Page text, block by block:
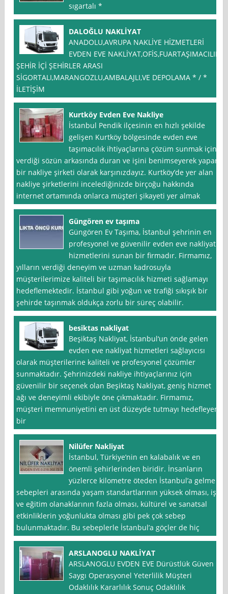
sıgartalı *
DALOĞLU NAKLİYAT
ANADOLU,AVRUPA NAKLİYE HİZMETLERİ
EVDEN EVE NAKLİYAT,OFİS,FUARTAŞIMACILIK
ŞEHİR İÇİ ŞEHİRLER ARASI
SİGORTALI,MARANGOZLU,AMBALAJLI,VE DEPOLAMA * / *
İLETİŞİM
Kurtköy Evden Eve Nakliye
İstanbul Pendik ilçesinin en hızlı şekilde
gelişen Kurtköy bölgesinde evden eve
taşımacılık ihtiyaçlarına çözüm sunmak için
verdiği sözün arkasında duran ve işini benimseyerek yapan
bir nakliye şirketi olarak karşınızdayız. Kurtköy’de yer alan
nakliye şirketlerini incelediğinizde birçoğu hakkında
internet ortamında onlarca müşteri şikayeti yer almak
Güngören ev taşıma
Güngören Ev Taşıma, İstanbul şehrinin en
profesyonel ve güvenilir evden eve nakliyat
hizmetlerini sunan bir firmadır. Firmamız,
yılların verdiği deneyim ve uzman kadrosuyla
müşterilerimize kaliteli bir taşımacılık hizmeti sağlamayı
hedeflemektedir. İstanbul gibi yoğun ve trafiği sıkışık bir
şehirde taşınmak oldukça zorlu bir süreç olabilir.
besiktas nakliyat
Beşiktaş Nakliyat, İstanbul‘un önde gelen
evden eve nakliyat hizmetleri sağlayıcısı
olarak müşterilerine kaliteli ve profesyonel çözümler
sunmaktadır. Şehrinizdeki nakliye ihtiyaçlarınız için
güvenilir bir seçenek olan Beşiktaş Nakliyat, geniş hizmet
ağı ve deneyimli ekibiyle öne çıkmaktadır. Firmamız,
müşteri memnuniyetini en üst düzeyde tutmayı hedefleyen
bir
Nilüfer Nakliyat
İstanbul, Türkiye’nin en kalabalık ve en
önemli şehirlerinden biridir. İnsanların
yüzlerce kilometre öteden İstanbul’a gelme
sebepleri arasında yaşam standartlarının yüksek olması, iş
ve eğitim olanaklarının fazla olması, kültürel ve sanatsal
etkinliklerin yoğunlukta olması gibi pek çok sebep
bulunmaktadır. Bu sebeplerle İstanbul’a göçler de hiç
ARSLANOGLU NAKLİYAT
ARSLANOGLU EVDEN EVE Dürüstlük Güven
Saygı Operasyonel Yeterlilik Müşteri
Odaklılık Kararlılık Sonuç Odaklılık